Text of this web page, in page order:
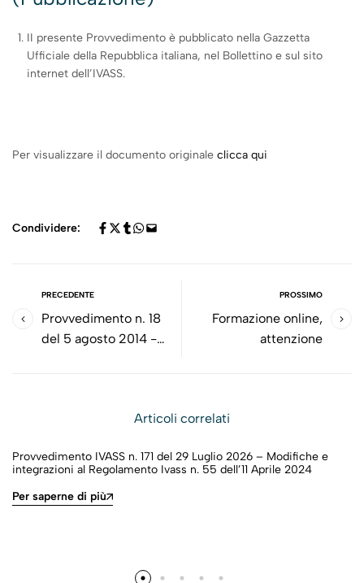
II presente Provvedimento è pubblicato nella Gazzetta
Ufficiale della Repubblica italiana, nel Bollettino e sul sito
internet dell’IVASS.
Per visualizzare il documento originale clicca qui
Condividere:
PRECEDENTE
Provvedimento n. 18
del 5 agosto 2014 -
PROSSIMO
Formazione online,
attenzione
Articoli correlati
Provvedimento IVASS n. 171 del 29 Luglio 2026 – Modifiche e
integrazioni al Regolamento Ivass n. 55 dell’11 Aprile 2024
Per saperne di più